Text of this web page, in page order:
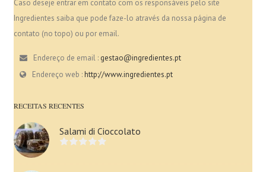
Caso deseje entrar em contato com os responsáveis pelo site
Ingredientes saiba que pode faze-lo através da nossa página de
contato (no topo) ou por email.
Endereço de email : gestao@ingredientes.pt
Endereço web :http://www.ingredientes.pt
RECEITAS RECENTES
Salami di Cioccolato